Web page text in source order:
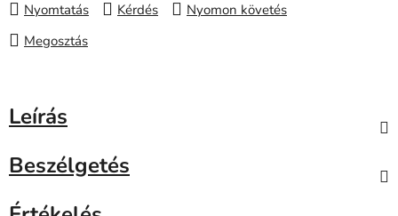
Nyomtatás Kérdés
Nyomon követés
Megosztás
Leírás
Beszélgetés